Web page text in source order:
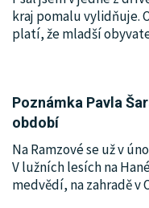
kraj pomalu vylidňuje.
platí, že mladší
Poznámka Pavla
období
Na Ramzové se už v
V lužních lesích na
medvědí, na zahradě v